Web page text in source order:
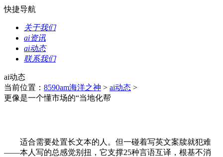
快捷导航
关于我们
ai资讯
ai动态
联系我们
ai动态
当前位置： 8590am海洋之神 > ai动态 >
更像是一个懂市场的“当地化帮
适合需要处置长文本的人。但一碰着写英文案牍就犯难
——本人写的总感觉别扭，它支撑25种言语互译，根基不消